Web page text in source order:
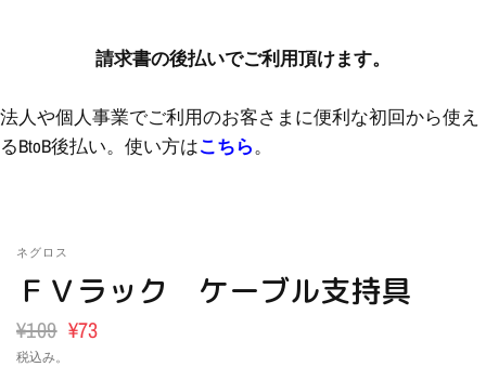
請求書の後払いでご利用頂けます。
法人や個人事業でご利用のお客さまに便利な初回から使え
るBtoB後払い。使い方はこちら。
ネグロス
ＦＶラック ケーブル支持具
¥109 ¥73
税込み。